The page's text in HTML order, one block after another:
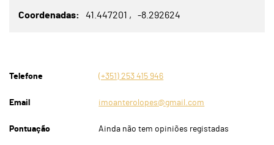
Coordenadas 41.447201 -8.292624
Telefone (+351) 253 415 946
Email imoanterolopes@gmail.com
Pontuação Ainda não tem opiniões registadas